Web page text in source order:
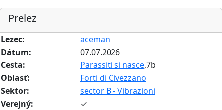
Prelez
Lezec:
aceman
Dátum:
07.07.2026
Cesta:
Parassiti si nasce,7b
Oblasť:
Forti di Civezzano
Sektor:
sector B - Vibrazioni
Verejný:
✓